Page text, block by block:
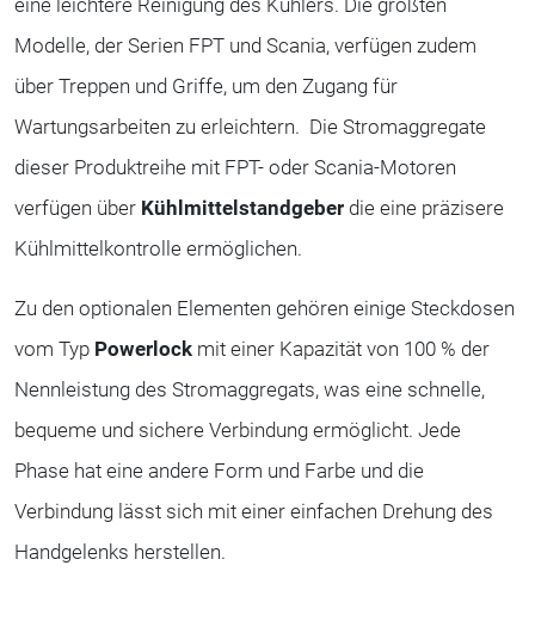
Modelle, der Serien FPT und Scania, verfügen zudem
über Treppen und Griffe, um den Zugang für
Wartungsarbeiten zu erleichtern. Die Stromaggregate
dieser Produktreihe mit FPT- oder Scania-Motoren
verfügen über Kühlmittelstandgeber die eine präzisere
Kühlmittelkontrolle ermöglichen.
Zu den optionalen Elementen gehören einige Steckdosen
vom Typ Powerlock mit einer Kapazität von 100 % der
Nennleistung des Stromaggregats, was eine schnelle,
bequeme und sichere Verbindung ermöglicht. Jede
Phase hat eine andere Form und Farbe und die
Verbindung lässt sich mit einer einfachen Drehung des
Handgelenks herstellen.